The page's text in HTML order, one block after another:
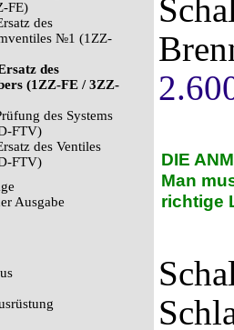
FE)
des
№1 (1ZZ-
des
(1ZZ-FE / 3ZZ-
des Systems
FTV)
des Ventiles
FTV)
Ausgabe
DIE
Man
richtige